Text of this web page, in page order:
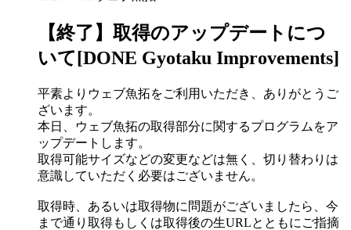
【終了】取得のアップデートにつ
いて[DONE Gyotaku Improvements]
平素よりウェブ魚拓をご利用いただき、ありがとうご
ざいます。
本日、ウェブ魚拓の取得部分に関するプログラムをア
ップデートします。
取得可能サイズなどの変更などは無く、切り替わりは
意識していただく必要はございません。
取得時、あるいは取得物に問題がございましたら、今
まで通り取得もしくは取得後の生URLとともにご指摘